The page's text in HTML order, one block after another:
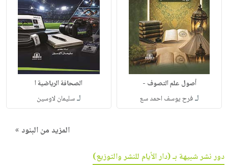
أصول علم التصوف -
لـفرح يوسف احمد سع
الصحافة الرياضية ا
لـسليمان لاوسين
المزيد من البنود »
دور نشر شبيهة بـ (دار الأيام للنشر والتوزيع)